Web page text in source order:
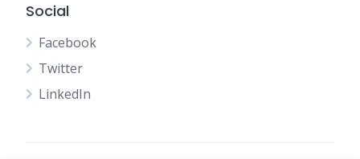
Social
Facebook
Twitter
LinkedIn